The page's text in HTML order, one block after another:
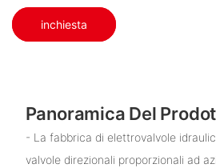
inchiesta
Panoramica Del
- La fabbrica di elettrovalvole
valvole direzionali proporzionali ad